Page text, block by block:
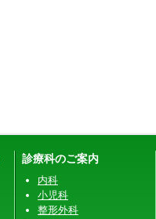
診療科のご案内
内科
小児科
整形外科